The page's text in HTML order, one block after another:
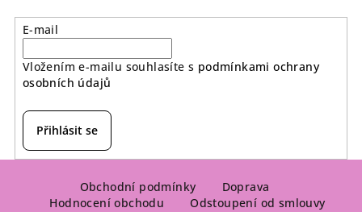
E-mail
Vložením e-mailu souhlasíte s podmínkami ochrany
osobních údajů
Přihlásit se
Obchodní podmínky
Doprava
Hodnocení obchodu
Odstoupení od smlouvy